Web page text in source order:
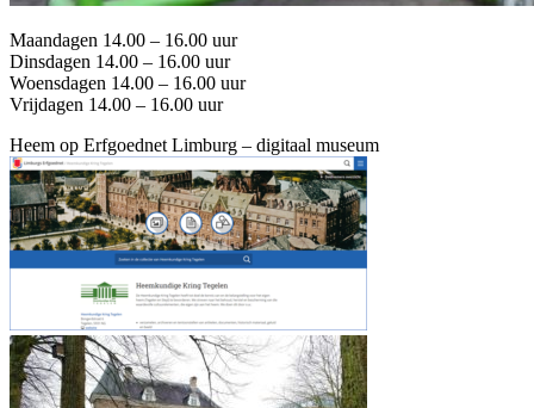
Maandagen 14.00 – 16.00 uur
Dinsdagen 14.00 – 16.00 uur
Woensdagen 14.00 – 16.00 uur
Vrijdagen 14.00 – 16.00 uur
Heem op Erfgoednet Limburg – digitaal museum